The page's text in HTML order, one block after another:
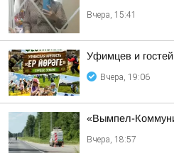
Вчера, 15:41
Уфимцев и
Вчера, 19:06
«Вымпел-
Вчера, 18:57